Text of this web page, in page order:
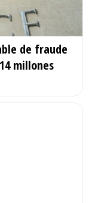
de fraude
millones